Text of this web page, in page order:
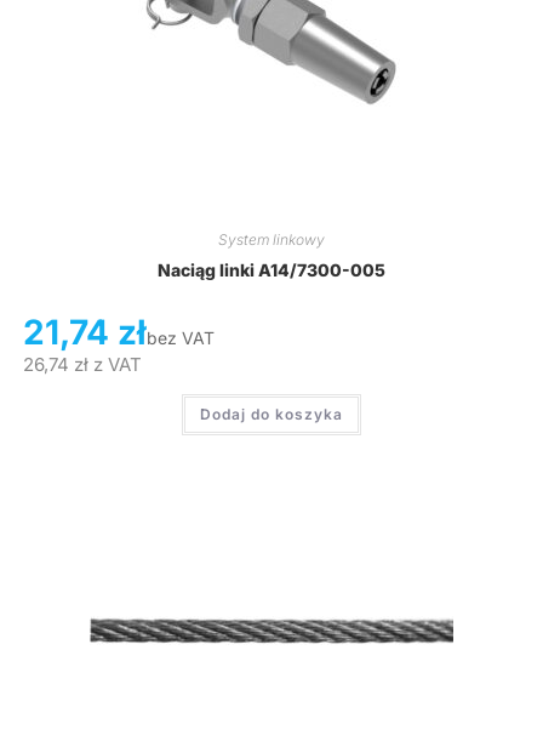
System linkowy
Naciąg linki A14/7300-005
21,74 złbez VAT
26,74 złz VAT
Dodaj do koszyka